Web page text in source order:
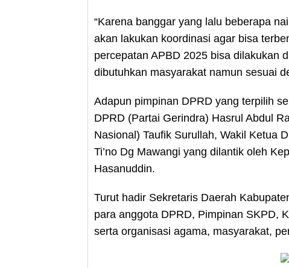
“Karena banggar yang lalu beberapa
akan lakukan koordinasi agar bisa
percepatan APBD 2025 bisa dilakukan
dibutuhkan masyarakat namun sesuai
Adapun pimpinan DPRD yang terpilih
DPRD (Partai Gerindra) Hasrul Abdul
Nasional) Taufik Surullah, Wakil Ketua
Ti’no Dg Mawangi yang dilantik oleh
Hasanuddin.
Turut hadir Sekretaris Daerah
para anggota DPRD, Pimpinan SKPD,
serta organisasi agama, masyarakat,